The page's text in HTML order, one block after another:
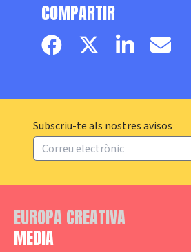
COMPARTIR
Facebook pageTwitter page
LinkedinEmail
Subscriu-te als nostres avisos
EUROPA CREATIVA
MEDIA